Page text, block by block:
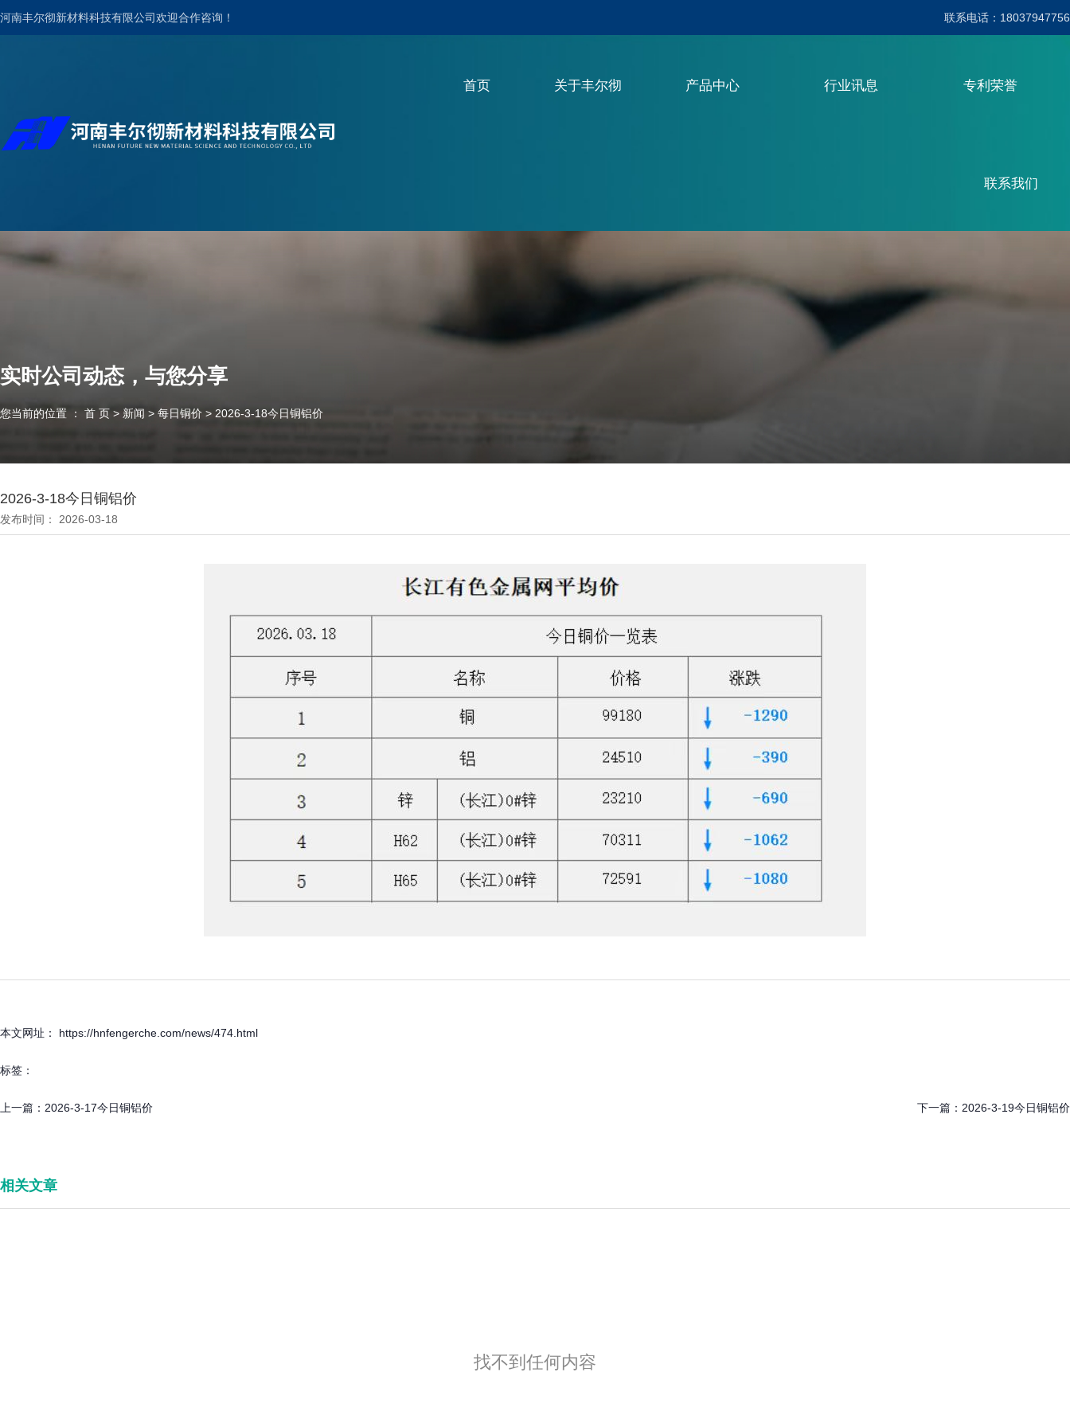
河南丰尔彻新材料科技有限公司欢迎合作咨询！ 联系电话：18037947756
首页 关于丰尔彻 产品中心 行业讯息 专利荣誉
联系我们
实时公司动态，与您分享
您当前的位置 ： 首 页 > 新闻 > 每日铜价 > 2026-3-18今日铜铝价
2026-3-18今日铜铝价
发布时间： 2026-03-18
本文网址： https://hnfengerche.com/news/474.html
标签：
上一篇： 2026-3-17今日铜铝价 下一篇： 2026-3-19今日铜铝价
相关文章
找不到任何内容